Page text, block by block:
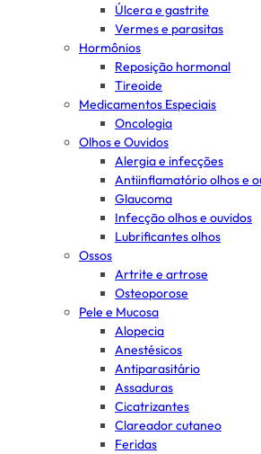
Úlcera e gastrite
Vermes e parasitas
Hormônios
Reposição hormonal
Tireoide
Medicamentos Especiais
Oncologia
Olhos e Ouvidos
Alergia e infecções
Antiinflamatório olhos e
Glaucoma
Infecção olhos e ouvidos
Lubrificantes olhos
Ossos
Artrite e artrose
Osteoporose
Pele e Mucosa
Alopecia
Anestésicos
Antiparasitário
Assaduras
Cicatrizantes
Clareador cutaneo
Feridas